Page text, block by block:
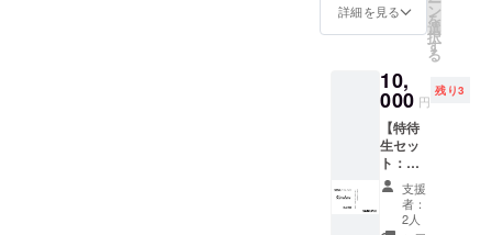
欄にエ
を希望
される
み、
ニック
ネーム
等も可)
をご記
入くだ
ドロー
ルクレ
(Specia
l
Thanks
) ＊映画
の本編
+メイキ
ングが
収録さ
れた
詳細を見る ン
を
選
択
す
る
10,
000 円
残り3
【特待
生セッ
ト：ク
ルクル
サイン
入り限
支援
者：
2人